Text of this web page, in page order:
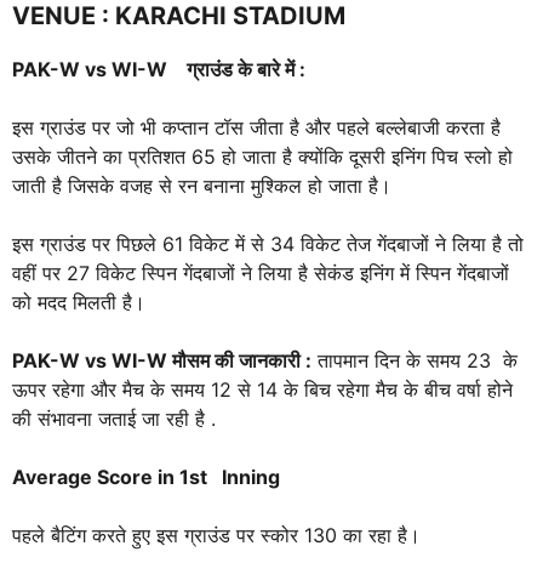
VENUE : KARACHI STADIUM
PAK-W vs WI-W ग्राउंड के बारे में :
इस ग्राउंड पर जो भी कप्तान टॉस जीता है और पहले बल्लेबाजी करता है
उसके जीतने का प्रतिशत 65 हो जाता है क्योंकि दूसरी इनिंग पिच स्लो हो
जाती है जिसके वजह से रन बनाना मुश्किल हो जाता है।
इस ग्राउंड पर पिछले 61 विकेट में से 34 विकेट तेज गेंदबाजों ने लिया है तो
वहीं पर 27 विकेट स्पिन गेंदबाजों ने लिया है सेकंड इनिंग में स्पिन गेंदबाजों
को मदद मिलती है।
PAK-W vs WI-Wमौसम की जानकारी : तापमान दिन के समय 23 के
ऊपर रहेगा और मैच के समय 12 से 14 के बिच रहेगा मैच के बीच वर्षा होने
की संभावना जताई जा रही है .
Average Score in 1st Inning
पहले बैटिंग करते हुए इस ग्राउंड पर स्कोर 130 का रहा है।